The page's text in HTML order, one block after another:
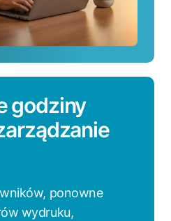
godziny
ponowne
wydruku,